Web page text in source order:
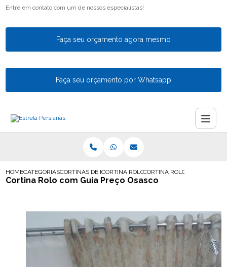
Entre em contato com um de nossos especialistas!
Faça seu orçamento agora mesmo
Faça seu orçamento por Whatsapp
HOMECATEGORIASCORTINAS DE ROLOCORTINA ROLO COM GUIACORTINA ROLO COM GUIA
Cortina Rolo com Guia Preço Osasco